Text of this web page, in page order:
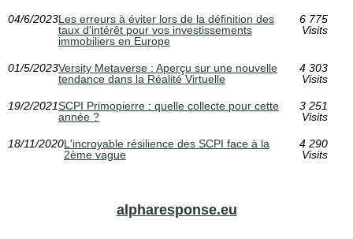
04/6/2023Les erreurs à éviter lors de la définition des
taux d'intérêt pour vos investissements
immobiliers en Europe
6 775
Visits
01/5/2023Versity Metaverse : Aperçu sur une nouvelle
tendance dans la Réalité Virtuelle
4 303
Visits
19/2/2021SCPI Primopierre : quelle collecte pour cette
année ?
3 251
Visits
18/11/2020L'incroyable résilience des SCPI face à la
2ème vague
4 290
Visits
alpharesponse.eu